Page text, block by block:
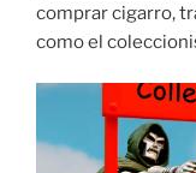
comprar cigarro,
como el